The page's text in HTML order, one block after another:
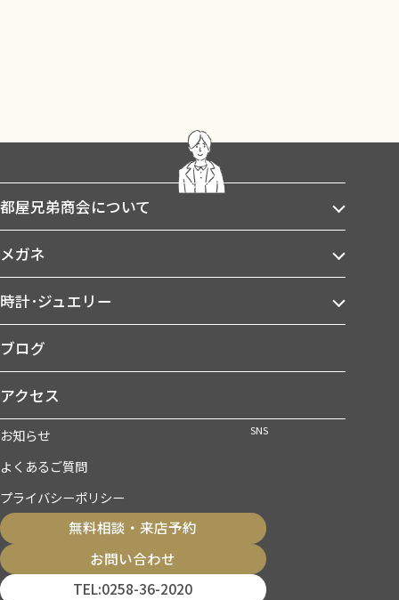
都屋兄弟商会について
メガネ
時計･ジュエリー
ブログ
アクセス
お知らせ
よくあるご質問
プライバシーポリシー
SNS
無料相談・来店予約
お問い合わせ
TEL:0258-36-2020